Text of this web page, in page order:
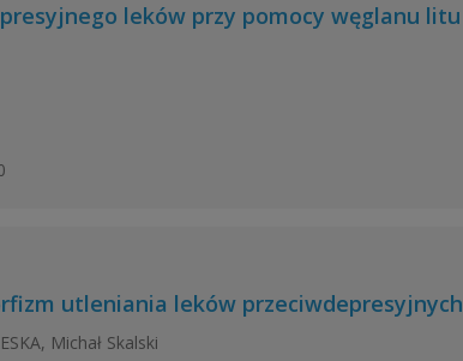
leków przy pomocy węglanu litu
utleniania leków przeciwdepresyjnych
Michał Skalski